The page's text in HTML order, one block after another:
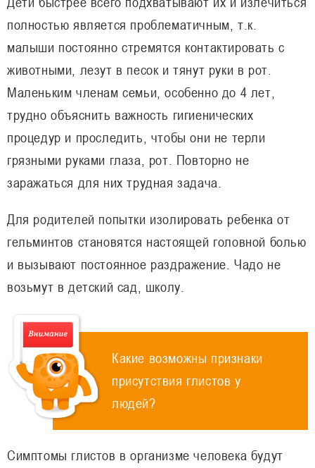
полностью является проблематичным, т.к.
малыши постоянно стремятся контактировать с
животными, лезут в песок и тянут руки в рот.
Маленьким членам семьи, особенно до 4 лет,
трудно объяснить важность гигиенических
процедур и проследить, чтобы они не терли
грязными руками глаза, рот. Повторно не
заражаться для них трудная задача.
Для родителей попытки изолировать ребенка от
гельминтов становятся настоящей головной болью
и вызывают постоянное раздражение. Чадо не
возьмут в детский сад, школу.
Какие возможны признаки
присутствия глистов у
людей?
Симптомы глистов в организме человека будут